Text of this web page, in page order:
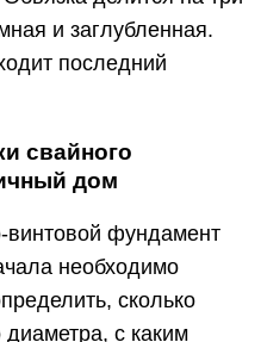
и заглубленная.
последний
свайного
дом
винтовой фундамент
необходимо
сколько
диаметра, с каким